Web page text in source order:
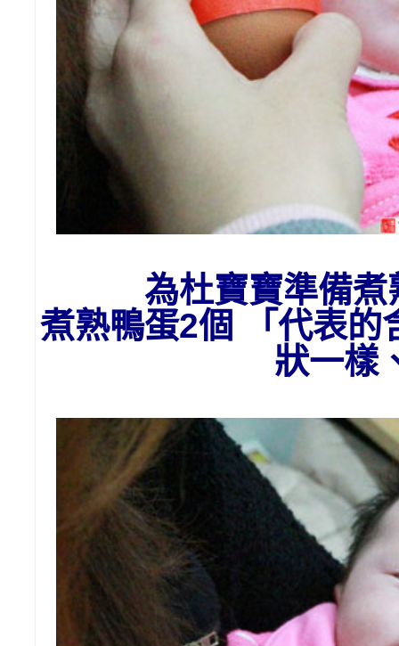
為杜寶寶準備煮
煮熟鴨蛋2個 「代表的
狀一樣